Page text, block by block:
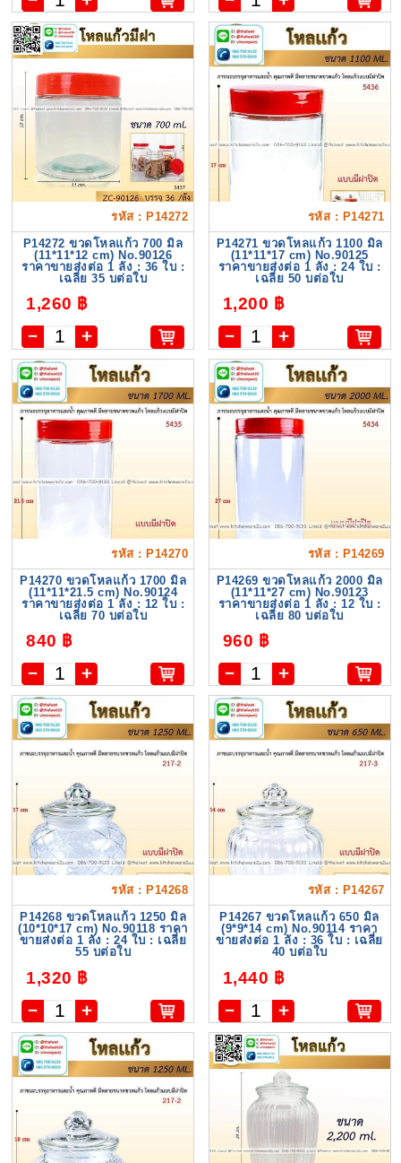
รหัส : P14272
P14272 ขวดโหลแก้ว 700 มิล
(11*11*12 cm) No.90126
ราคาขายส่งต่อ 1 ลัง : 36 ใบ :
เฉลี่ย 35 บต่อใบ
1,260 ฿
รหัส : P14271
P14271 ขวดโหลแก้ว 1100 มิล
(11*11*17 cm) No.90125
ราคาขายส่งต่อ 1 ลัง : 24 ใบ :
เฉลี่ย 50 บต่อใบ
1,200 ฿
รหัส : P14270
P14270 ขวดโหลแก้ว 1700 มิล
(11*11*21.5 cm) No.90124
ราคาขายส่งต่อ 1 ลัง : 12 ใบ :
เฉลี่ย 70 บต่อใบ
840 ฿
รหัส : P14269
P14269 ขวดโหลแก้ว 2000 มิล
(11*11*27 cm) No.90123
ราคาขายส่งต่อ 1 ลัง : 12 ใบ :
เฉลี่ย 80 บต่อใบ
960 ฿
รหัส : P14268
P14268 ขวดโหลแก้ว 1250 มิล
(10*10*17 cm) No.90118 ราคา
ขายส่งต่อ 1 ลัง : 24 ใบ : เฉลี่ย
55 บต่อใบ
1,320 ฿
รหัส : P14267
P14267 ขวดโหลแก้ว 650 มิล
(9*9*14 cm) No.90114 ราคา
ขายส่งต่อ 1 ลัง : 36 ใบ : เฉลี่ย
40 บต่อใบ
1,440 ฿